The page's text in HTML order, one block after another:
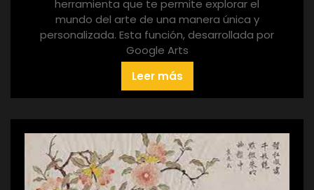
herramienta que te permite explorar el
mundo del arte de una manera única y
personalizada. Esta función, desarrollada por
Google Arts
Leer más